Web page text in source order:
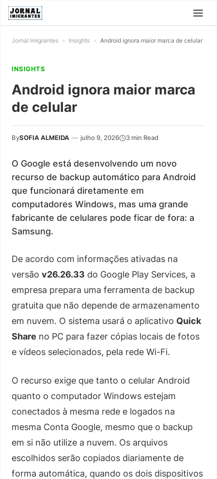
Jornal Imigrantes » Insights » Android ignora maior marca de celular
INSIGHTS
Android ignora maior marca
de celular
BySOFIA ALMEIDA — julho 9, 2026 3 min Read
O Google está desenvolvendo um novo
recurso de backup automático para Android
que funcionará diretamente em
computadores Windows, mas uma grande
fabricante de celulares pode ficar de fora: a
Samsung.
De acordo com informações ativadas na
versão v26.26.33 do Google Play Services, a
empresa prepara uma ferramenta de backup
gratuita que não depende de armazenamento
em nuvem. O sistema usará o aplicativo Quick
Share no PC para fazer cópias locais de fotos
e vídeos selecionados, pela rede Wi-Fi.
O recurso exige que tanto o celular Android
quanto o computador Windows estejam
conectados à mesma rede e logados na
mesma Conta Google, mesmo que o backup
em si não utilize a nuvem. Os arquivos
escolhidos serão copiados diariamente de
forma automática, quando os dois dispositivos